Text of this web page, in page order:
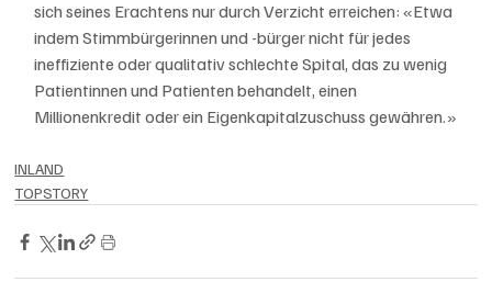
sich seines Erachtens nur durch Verzicht erreichen: «Etwa
indem Stimmbürgerinnen und -bürger nicht für jedes
ineffiziente oder qualitativ schlechte Spital, das zu wenig
Patientinnen und Patienten behandelt, einen
Millionenkredit oder ein Eigenkapitalzuschuss gewähren.»
INLAND
TOPSTORY